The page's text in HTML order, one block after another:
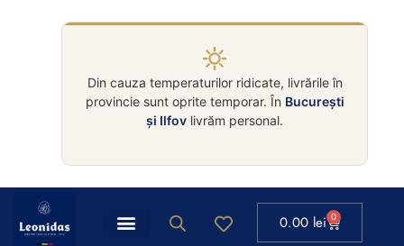
Din cauza temperaturilor ridicate, livrările în
provincie sunt oprite temporar. În București
și Ilfov livrăm personal.
0.00 lei 0